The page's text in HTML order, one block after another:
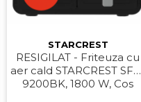
STARCREST
RESIGILAT - Friteuza cu
aer cald STARCREST SFR-
9200BK, 1800 W, Cos